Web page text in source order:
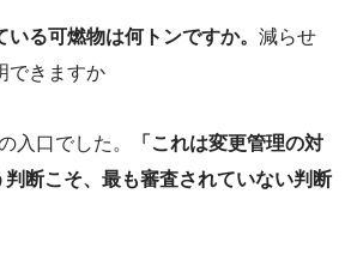
いる可燃物は何トンですか。減らせ
できますか
入口でした。
「これは変更管理の対
断こそ、最も審査されていない判断